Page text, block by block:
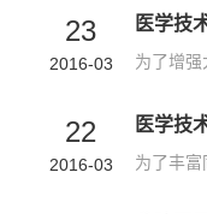
23
2016-03
医学技
22
2016-03
医学技